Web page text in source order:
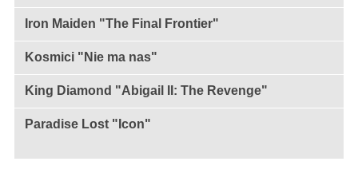
Iron Maiden "The Final Frontier"
Kosmici "Nie ma nas"
King Diamond "Abigail II: The Revenge"
Paradise Lost "Icon"